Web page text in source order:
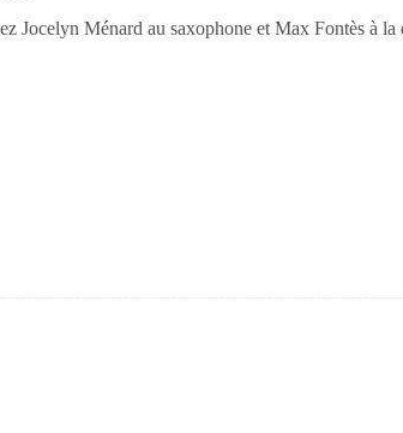
Jocelyn Ménard au saxophone et Max Fontès à la